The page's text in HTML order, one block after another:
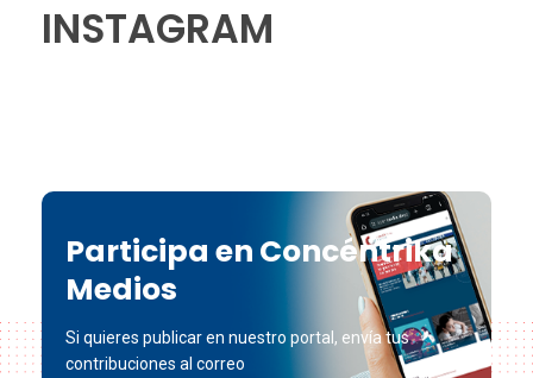
INSTAGRAM
Participa en Concéntrika
Medios
Si quieres publicar en nuestro portal, envía tus
contribuciones al correo